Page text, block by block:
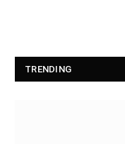
TRENDING